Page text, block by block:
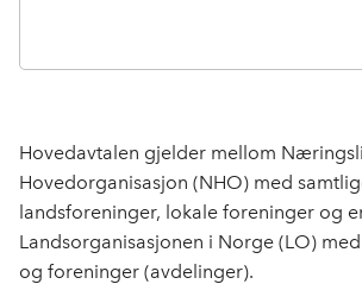
Hovedavtalen gjelder mellom
Hovedorganisasjon (NHO) med
landsforeninger, lokale foreninger og
Landsorganisasjonen i Norge (LO)
og foreninger (avdelinger).